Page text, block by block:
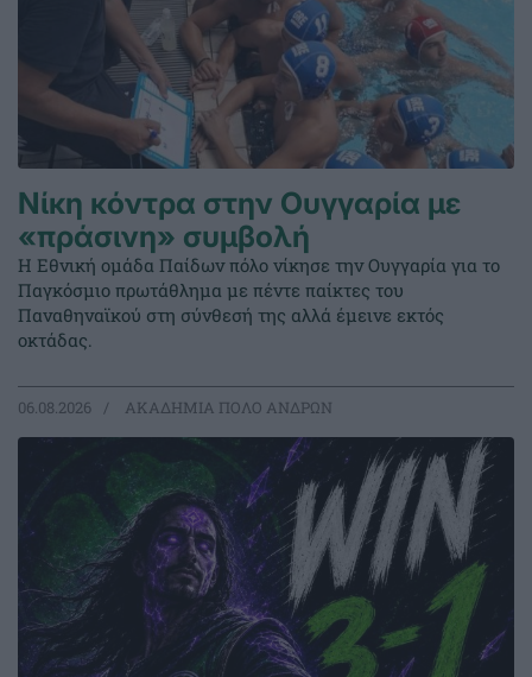
Νίκη κόντρα στην Ουγγαρία με
«πράσινη» συμβολή
Η Εθνική ομάδα Παίδων πόλο νίκησε την Ουγγαρία για το
Παγκόσμιο πρωτάθλημα με πέντε παίκτες του
Παναθηναϊκού στη σύνθεσή της αλλά έμεινε εκτός
οκτάδας.
06.08.2026 ΑΚΑΔΗΜΙΑ ΠΟΛΟ ΑΝΔΡΩΝ